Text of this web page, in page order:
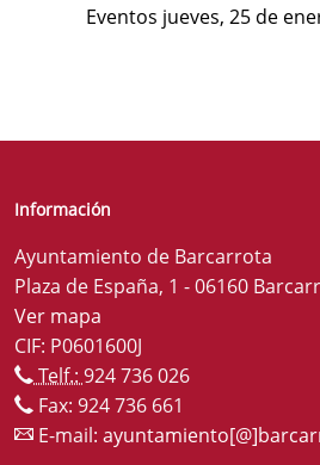
Eventos jueves, 25 de
Información
Ayuntamiento de Barcarrota
Plaza de España, 1 - 06160
Ver mapa
CIF: P0601600J
Telf.: 924 736 026
Fax: 924 736 661
E-mail: